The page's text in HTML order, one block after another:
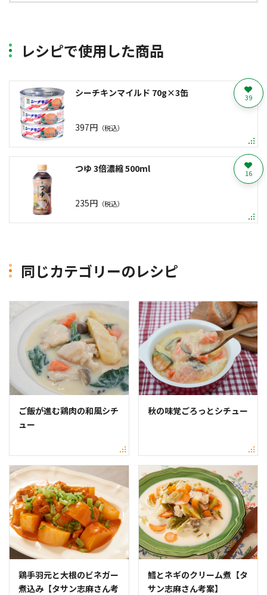
レシピで使用した商品
シーチキンマイルド 70g×3缶
397円 （税込）
39
つゆ 3倍濃縮 500ml
235円 （税込）
16
同じカテゴリーのレシピ
ご飯が進む鶏肉の和風シチ
ュー
秋の味覚ごろっとシチュー
鶏手羽元と大根のビネガー
煮込み【タサン志麻さん考
鱈とネギのクリーム煮【タ
サン志麻さん考案】